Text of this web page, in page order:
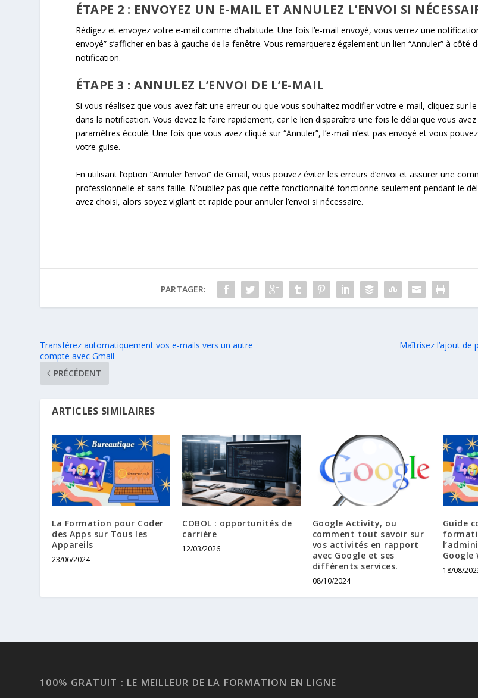
ÉTAPE 2 : ENVOYEZ UN E-MAIL ET ANNULEZ L’ENVOI SI
Rédigez et envoyez votre e-mail comme d’habitude. Une fois l’e-mail envoyé, vous verrez une
envoyé” s’afficher en bas à gauche de la fenêtre. Vous remarquerez également un lien “Annuler” à côté
notification.
ÉTAPE 3 : ANNULEZ L’ENVOI DE L’E-MAIL
Si vous réalisez que vous avez fait une erreur ou que vous souhaitez modifier votre e-mail, cliquez sur le
dans la notification. Vous devez le faire rapidement, car le lien disparaîtra une fois le délai que vous
paramètres écoulé. Une fois que vous avez cliqué sur “Annuler”, l’e-mail n’est pas envoyé et vous
votre guise.
En utilisant l’option “Annuler l’envoi” de Gmail, vous pouvez éviter les erreurs d’envoi et assurer une
professionnelle et sans faille. N’oubliez pas que cette fonctionnalité fonctionne seulement pendant le
avez choisi, alors soyez vigilant et rapide pour annuler l’envoi si nécessaire.
PARTAGER:
Transférez automatiquement vos e-mails vers un autre
compte avec Gmail
PRÉCÉDENT
Maîtrisez l’ajout de
ARTICLES SIMILAIRES
La Formation pour Coder
des Apps sur Tous les
Appareils
23/06/2024
COBOL : opportunités de
carrière
12/03/2026
Google Activity, ou
comment tout savoir sur
vos activités en rapport
avec Google et ses
différents services.
08/10/2024
Guide
Google
18/08/
100% GRATUIT : LE MEILLEUR DE LA FORMATION EN LIGNE